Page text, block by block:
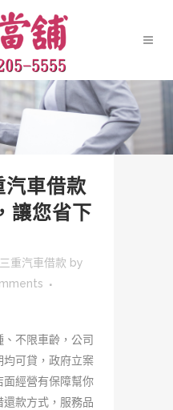
汽車借款
讓您省下
三重汽車借款 by
不限車齡，公司
均可貸，政府立案
面經營有保障幫你
款方式，服務品